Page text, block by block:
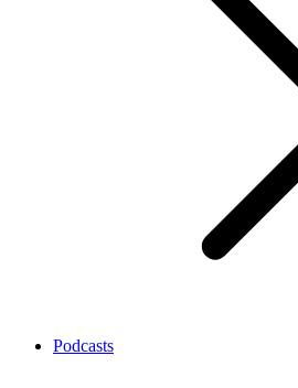
Podcasts